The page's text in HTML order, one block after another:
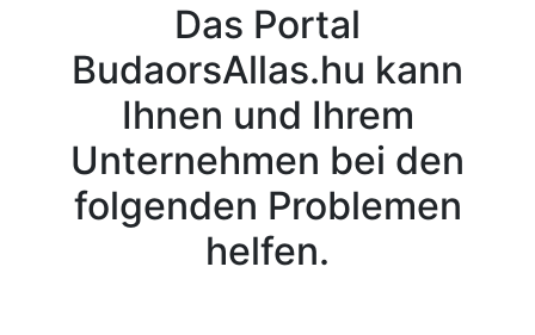
Das Portal
BudaorsAllas.hu kann
Ihnen und Ihrem
Unternehmen bei den
folgenden Problemen
helfen.